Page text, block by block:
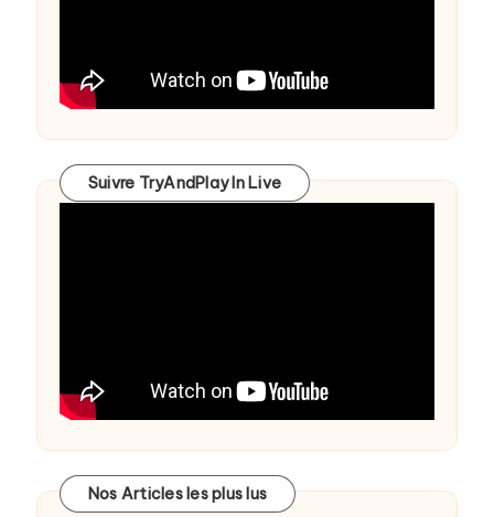
Suivre TryAndPlay In Live
Nos Articles les plus lus